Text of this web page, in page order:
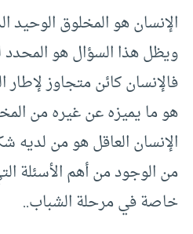
الإنسان هو المخلوق الوحيد
ويظل هذا السؤال هو المحدد
فالإنسان كائن متجاوز لإطار
هو ما يميزه عن غيره من
الإنسان العاقل هو من لديه
من الوجود من أهم الأسئلة
خاصة في مرحلة الشباب..